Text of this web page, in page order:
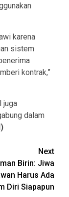
karena
sistem
kontrak,”
juga
dalam
Next
Birin: Jiwa
Harus Ada
Diri Siapapun